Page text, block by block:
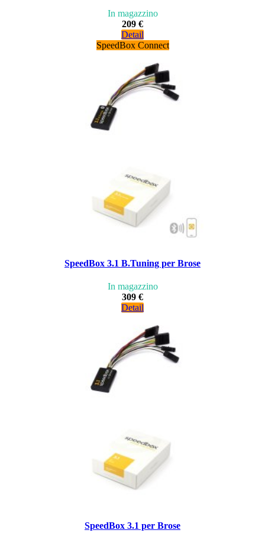
In magazzino
209 €
Detail
SpeedBox Connect
SpeedBox 3.1 B.Tuning per Brose
In magazzino
309 €
Detail
SpeedBox 3.1 per Brose